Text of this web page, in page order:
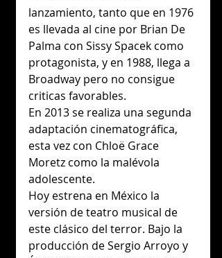
lanzamiento, tanto que en 1976
es llevada al cine por Brian De
Palma con Sissy Spacek como
protagonista, y en 1988, llega a
Broadway pero no consigue
criticas favorables.
En 2013 se realiza una segunda
adaptación cinematográfica,
esta vez con Chloë Grace
Moretz como la malévola
adolescente.
Hoy estrena en México la
versión de teatro musical de
este clásico del terror. Bajo la
producción de Sergio Arroyo y